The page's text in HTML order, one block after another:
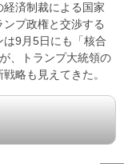
済制裁による国家
プ政権と交渉する
は9月5日にも「核合
、トランプ大統領の
略も見えてきた。